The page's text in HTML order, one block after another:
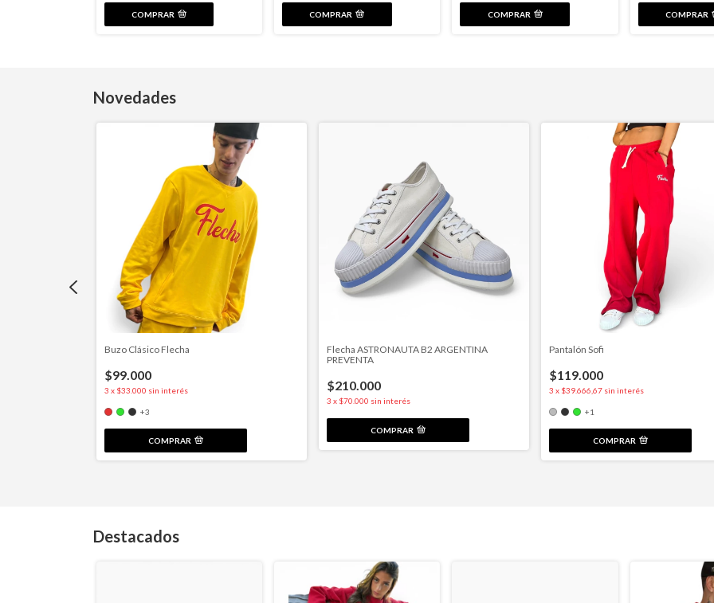
COMPRAR COMPRAR COMPRAR COMPRAR
Novedades
Buzo Clásico Flecha
$99.000
3 x $33.000 sin interés
+3
COMPRAR
Flecha ASTRONAUTA B2 ARGENTINA
PREVENTA
$210.000
3 x $70.000 sin interés
COMPRAR
Pantalón Sofi
$119.000
3 x $39.666,67 sin interés
+1
COMPRAR
Destacados